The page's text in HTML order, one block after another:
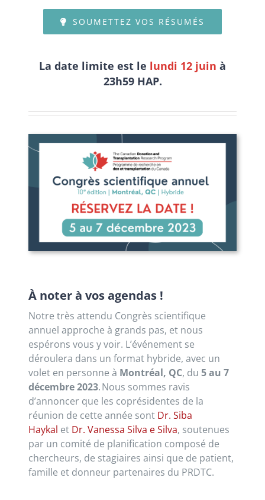
SOUMETTEZ VOS RÉSUMÉS
La date limite est le lundi 12 juin à
23h59 HAP.
À noter à vos agendas !
Notre très attendu Congrès scientifique
annuel approche à grands pas, et nous
espérons vous y voir. L’événement se
déroulera dans un format hybride, avec un
volet en personne à Montréal, QC, du 5 au 7
décembre 2023. Nous sommes ravis
d’annoncer que les coprésidentes de la
réunion de cette année sont Dr. Siba
Haykal et Dr. Vanessa Silva e Silva, soutenues
par un comité de planification composé de
chercheurs, de stagiaires ainsi que de patient,
famille et donneur partenaires du PRDTC.